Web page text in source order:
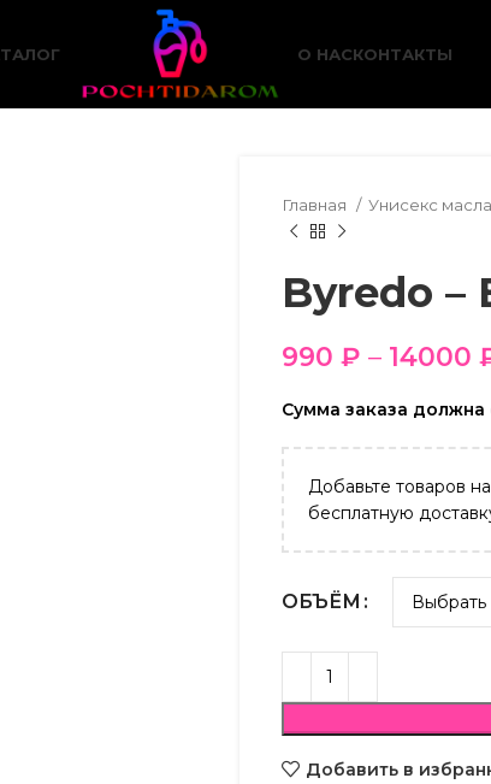
О НАСКОНТАКТЫ
Главная Унисекс масла
Byredo –
990 ₽ – 14000
Сумма заказа
Добавьте товаров
бесплатную
ОБЪЁМ
Добавить в